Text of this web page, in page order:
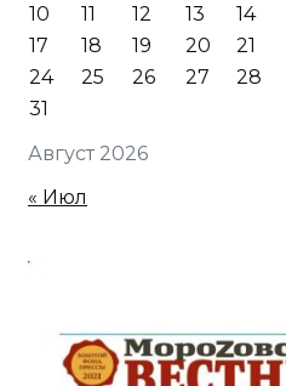
Август 2026
10
11 12 13 14
17
18 19 20 21
24
25 26 27 28
31
« Июл